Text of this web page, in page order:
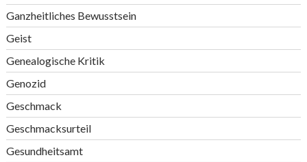
Ganzheitliches Bewusstsein
Geist
Genealogische Kritik
Genozid
Geschmack
Geschmacksurteil
Gesundheitsamt